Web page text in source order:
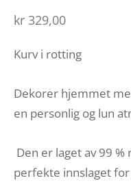
kr 329,00
Kurv i rotting
Dekorer hjemmet
en personlig og lun
Den er laget av 99
perfekte innslaget